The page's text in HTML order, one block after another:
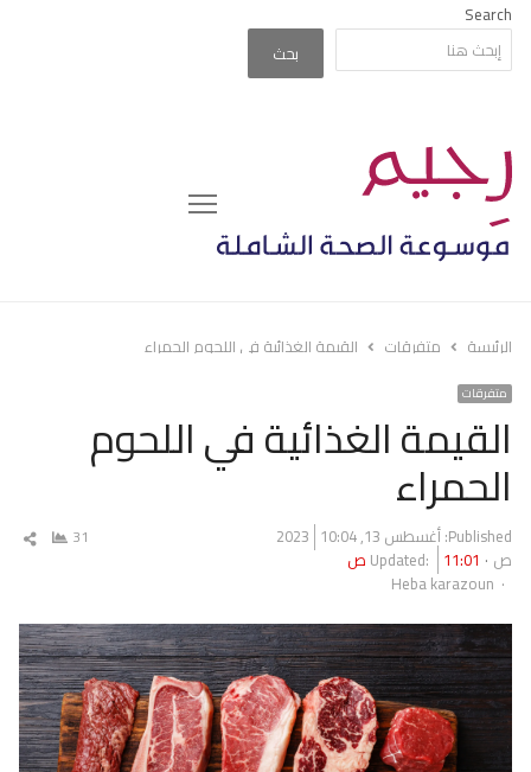
Search
بحث
Menu
الرئيسة متفرقات القيمة الغذائية في اللحوم الحمراء
متفرقات
القيمة الغذائية في اللحوم
الحمراء
Published: أغسطس 13, 2023
10:04
ص
Updated: 11:01 ص
Author
Heba karazoun
31